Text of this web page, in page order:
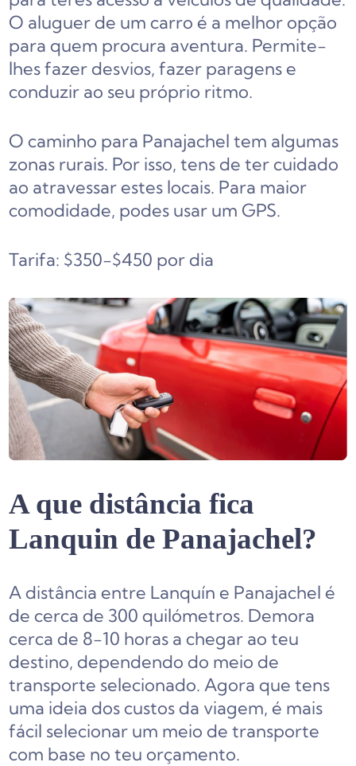
O aluguer de um carro é a melhor opção
para quem procura aventura. Permite-
lhes fazer desvios, fazer paragens e
conduzir ao seu próprio ritmo.
O caminho para Panajachel tem algumas
zonas rurais. Por isso, tens de ter cuidado
ao atravessar estes locais. Para maior
comodidade, podes usar um GPS.
Tarifa: $350-$450 por dia
A que distância fica
Lanquin de Panajachel?
A distância entre Lanquín e Panajachel é
de cerca de 300 quilómetros. Demora
cerca de 8-10 horas a chegar ao teu
destino, dependendo do meio de
transporte selecionado. Agora que tens
uma ideia dos custos da viagem, é mais
fácil selecionar um meio de transporte
com base no teu orçamento.